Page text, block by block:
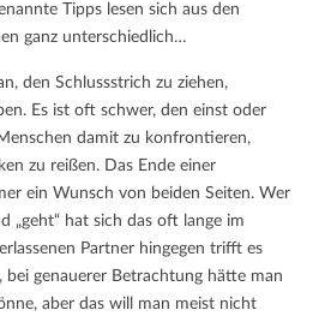
Tipps lesen sich aus den
ganz unterschiedlich…
den Schlussstrich zu ziehen,
Es ist oft schwer, den einst oder
damit zu konfrontieren,
zu reißen. Das Ende einer
ein Wunsch von beiden Seiten. Wer
„geht“ hat sich das oft lange im
Partner hingegen trifft es
bei genauerer Betrachtung hätte man
aber das will man meist nicht